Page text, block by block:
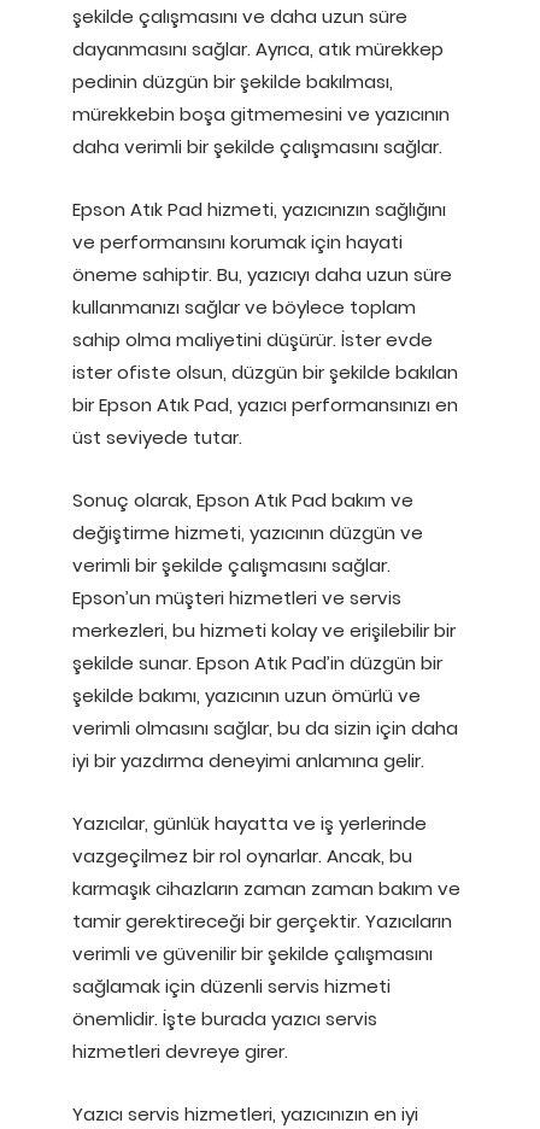
şekilde çalışmasını ve daha uzun süre
dayanmasını sağlar. Ayrıca, atık mürekkep
pedinin düzgün bir şekilde bakılması,
mürekkebin boşa gitmemesini ve yazıcının
daha verimli bir şekilde çalışmasını sağlar.
Epson Atık Pad hizmeti, yazıcınızın sağlığını
ve performansını korumak için hayati
öneme sahiptir. Bu, yazıcıyı daha uzun süre
kullanmanızı sağlar ve böylece toplam
sahip olma maliyetini düşürür. İster evde
ister ofiste olsun, düzgün bir şekilde bakılan
bir Epson Atık Pad, yazıcı performansınızı en
üst seviyede tutar.
Sonuç olarak, Epson Atık Pad bakım ve
değiştirme hizmeti, yazıcının düzgün ve
verimli bir şekilde çalışmasını sağlar.
Epson’un müşteri hizmetleri ve servis
merkezleri, bu hizmeti kolay ve erişilebilir bir
şekilde sunar. Epson Atık Pad’in düzgün bir
şekilde bakımı, yazıcının uzun ömürlü ve
verimli olmasını sağlar, bu da sizin için daha
iyi bir yazdırma deneyimi anlamına gelir.
Yazıcılar, günlük hayatta ve iş yerlerinde
vazgeçilmez bir rol oynarlar. Ancak, bu
karmaşık cihazların zaman zaman bakım ve
tamir gerektireceği bir gerçektir. Yazıcıların
verimli ve güvenilir bir şekilde çalışmasını
sağlamak için düzenli servis hizmeti
önemlidir. İşte burada yazıcı servis
hizmetleri devreye girer.
Yazıcı servis hizmetleri, yazıcınızın en iyi